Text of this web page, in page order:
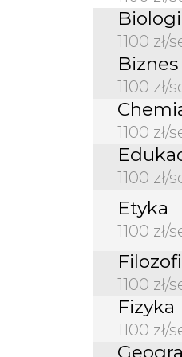
1100 zł/
1100 zł/
1100 zł/
1100 zł/
Etyka
1100 zł/
1100 zł/
Fizyka
1100 zł/